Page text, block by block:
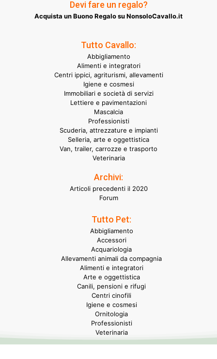
Devi fare un regalo?
Acquista un Buono Regalo su NonsoloCavallo.it
Tutto Cavallo:
Abbigliamento
Alimenti e integratori
Centri ippici, agriturismi, allevamenti
Igiene e cosmesi
Immobiliari e società di servizi
Lettiere e pavimentazioni
Mascalcia
Professionisti
Scuderia, attrezzature e impianti
Selleria, arte e oggettistica
Van, trailer, carrozze e trasporto
Veterinaria
Archivi:
Articoli precedenti il 2020
Forum
Tutto Pet:
Abbigliamento
Accessori
Acquariologia
Allevamenti animali da compagnia
Alimenti e integratori
Arte e oggettistica
Canili, pensioni e rifugi
Centri cinofili
Igiene e cosmesi
Ornitologia
Professionisti
Veterinaria